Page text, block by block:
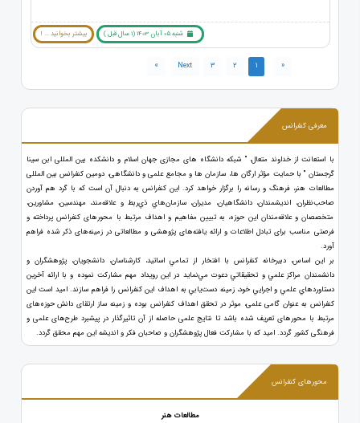
شنبه 05 آبان 1403 (1 سال قبل ) بیشتر بخوانید ... !
«
1
2
3
Next
»
معرفی کنفرانس
با استعانت از خداوند متعال، " شبکه دانشگاه های مجازی جهان اسلام و دانشکده بین المللی ابن سینا
گرجستان " با حمایت مؤثر ارگان ها، سازمان ها و مجامع علمی و دانشگاهی، دومین کنفرانس بین المللی
مطالعات هنر، فرهنگ و رسانه را برگزار خواهد کرد. اين کنفرانس به دنبال آن است كه با گرد هم آوردن
صاحب‌نظران، انديشمندان، دانشگاهيان، مديران، سازمان‌هاي ذي‌ربط و علاقه‌مند، مهندسين، مشاورین،
متخصصان و علاقه‌مندان این حوزه، به تبيين مفاهيم و اهداف مرتبط با محورهای کنفرانس پرداخته و
فرصتی مناسب برای تبادل اطلاعات و ارائه یافته‌های پژوهشی و مطالعاتی در زمینه‌های ذکر شده فراهم
آورد.
بر اين اساس، دبیرخانه کنفرانس با افتخار از تمامي اساتید، كارشناسان، دانشجویان، پژوهشگران و
دانشمندان مراكز علمي و تحقيقاتي دعوت مي‌نماید در اين رويداد مهم مشارکت نموده و با ارائه آخرين
دستاوردهاي علمي و اجرايي خود، زمينه دست‌يابي به اهداف این کنفرانس را فراهم سازند. امید است این
کنفرانس به عنوان گامی علمی، موثر در تحقق اهداف کنفرانس بوده و زمینه ساز ارتقای دانش حوزه‌های
مرتبط با محورهای تعریف شده باشد تا نتایج علمی حاصله از آن تاثیرگذار در پیشبرد طرح‌های علمی و
فرهنگی کشور گردد. امید که با مشارکت فعال پژوهشگران و صاحبان فکر و اندیشه این مهم محقق گردد.
محورهای کنفرانس
مطالعات هنر